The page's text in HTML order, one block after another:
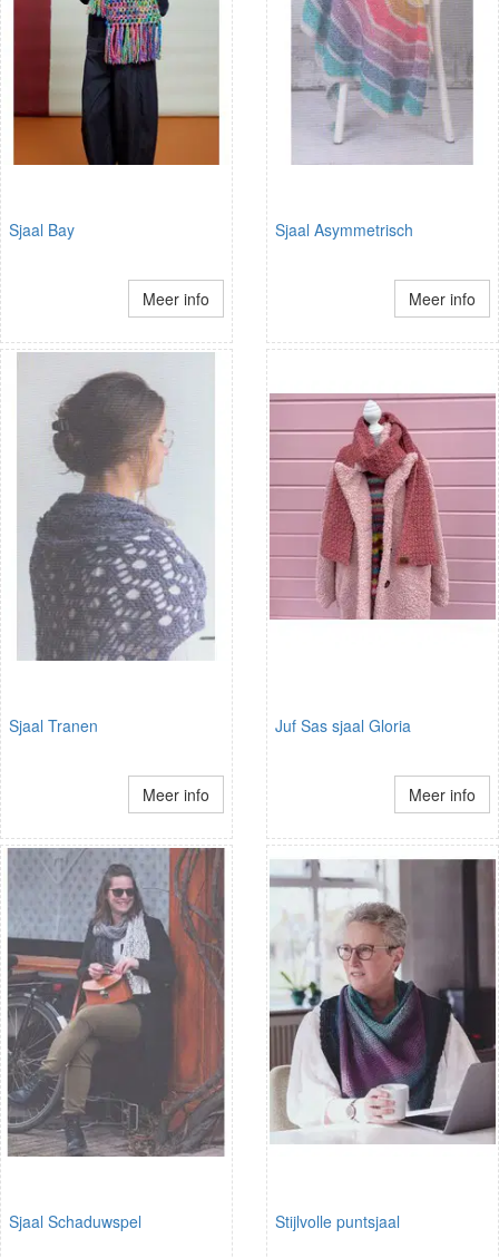
Sjaal Bay
Meer info
Sjaal Asymmetrisch
Meer info
Sjaal Tranen
Meer info
Juf Sas sjaal Gloria
Meer info
Sjaal Schaduwspel Stijlvolle puntsjaal